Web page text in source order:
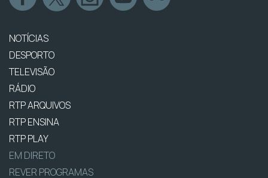
NOTÍCIAS
DESPORTO
TELEVISÃO
RÁDIO
RTP ARQUIVOS
RTP ENSINA
RTP PLAY
EM DIRETO
REVER PROGRAMAS